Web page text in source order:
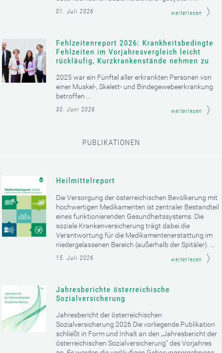
01. Juli 2026 weiterlesen
Fehlzeitenreport 2026: Krankheitsbedingte
Fehlzeiten im Vorjahresvergleich leicht
rückläufig, Kurzkrankenstände nehmen zu
2025 war ein Fünftel aller erkrankten Personen von
einer Muskel-, Skelett- und Bindegewebeerkrankung
betroffen ...
30. Juni 2026 weiterlesen
PUBLIKATIONEN
Heilmittelreport
Die Versorgung der österreichischen Bevölkerung mit
hochwertigen Medikamenten ist zentraler Bestandteil
eines funktionierenden Gesundheitssystems. Die
soziale Krankenversicherung trägt dabei die
Verantwortung für die Medikamentenerstattung im
niedergelassenen Bereich (außerhalb der Spitäler). ...
15. Juli 2026 weiterlesen
Jahresberichte österreichische
Sozialversicherung
Jahresbericht der österreichischen
Sozialversicherung 2026 Die vorliegende Publikation
schließt in Form und Inhalt an den „Jahresbericht der
österreichischen Sozialversicherung“ des Vorjahres